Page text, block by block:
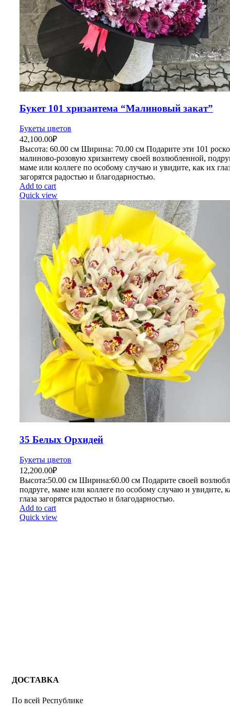
Букет 101 хризантема “Малиновый закат”
Букеты цветов
42,100.00₽
Высота: 60.00 см Ширина: 70.00 см Подарите эти 101
малиново-розовую хризантему своей возлюбленной,
маме или коллеге по особому случаю и увидите, как их
загорятся радостью и благодарностью.
Add to cart
Quick view
35 Белых Орхидей
Букеты цветов
12,200.00₽
Высота:50.00 см Ширина:60.00 см Подарите своей
подруге, маме или коллеге по особому случаю и увидите,
глаза загорятся радостью и благодарностью.
Add to cart
Quick view
ДОСТАВКА
По всей Республике